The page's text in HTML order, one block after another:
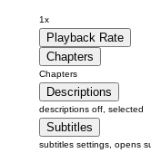
1x
Playback Rate
Chapters
Chapters
Descriptions
descriptions off , selected
Subtitles
subtitles settings , opens